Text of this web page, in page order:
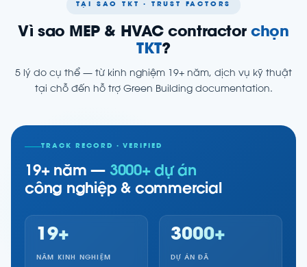
TẠI SAO TKT · TRUST FACTORS
Vì sao MEP & HVAC contractorchọn
TKT?
5 lý do cụ thể — từ kinh nghiệm 19+ năm, dịch vụ kỹ thuật
tại chỗ đến hỗ trợ Green Building documentation.
TRACK RECORD · VERIFIED
19+ năm — 3000+ dự án
công nghiệp & commercial
19+
NĂM KINH NGHIỆM
3000+
DỰ ÁN ĐÃ